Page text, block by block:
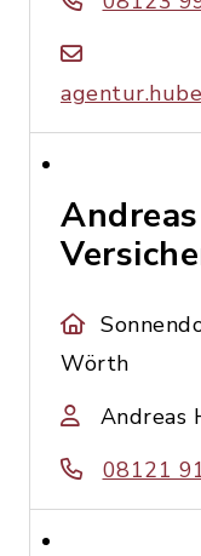
Wörth
Andreas
08121